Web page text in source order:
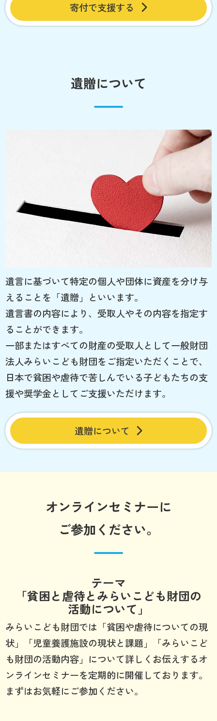
寄付で支援する
遺贈について
遺言に基づいて特定の個人や団体に資産を分け与
えることを「遺贈」といいます。
遺言書の内容により、受取人やその内容を指定す
ることができます。
一部またはすべての財産の受取人として一般財団
法人みらいこども財団をご指定いただくことで、
日本で貧困や虐待で苦しんでいる子どもたちの支
援や奨学金としてご支援いただけます。
遺贈について
オンラインセミナーに
ご参加ください。
テーマ
「貧困と虐待とみらいこども財団の
活動について」
みらいこども財団では「貧困や虐待についての現
状」「児童養護施設の現状と課題」「みらいこど
も財団の活動内容」について詳しくお伝えするオ
ンラインセミナーを定期的に開催しております。
まずはお気軽にご参加ください。